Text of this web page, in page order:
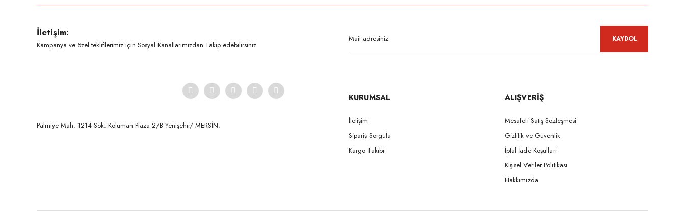
Ürün açıklamasında eksik bilgiler bulunuyor.
Ürün bilgilerinde hatalar bulunuyor.
İletişim:
Kampanya ve özel tekliflerimiz için Sosyal Kanallarımızdan Takip edebilirsiniz
KAYDOL
Palmiye Mah. 1214 Sok. Koluman Plaza 2/B Yenişehir/ MERSİN.ㅤㅤㅤㅤㅤㅤㅤㅤㅤㅤㅤㅤㅤㅤㅤㅤㅤㅤㅤㅤㅤㅤㅤㅤㅤㅤㅤㅤㅤㅤㅤㅤㅤㅤㅤ ㅤㅤㅤㅤㅤㅤㅤㅤㅤㅤ
KURUMSAL
İletişim
Sipariş Sorgula
Kargo Takibi
ALIŞVERİŞ
Mesafeli Satış Sözleşmesi
Gizlilik ve Güvenlik
İptal İade Koşullari
Kişisel Veriler Politikası
Hakkımızda